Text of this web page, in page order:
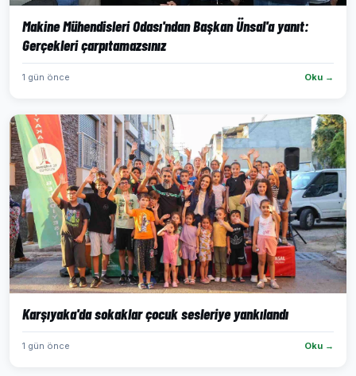
Makine Mühendisleri Odası'ndan Başkan Ünsal'a yanıt:
Gerçekleri çarpıtamazsınız
1 gün önce Oku →
Karşıyaka'da sokaklar çocuk sesleriye yankılandı
1 gün önce Oku →